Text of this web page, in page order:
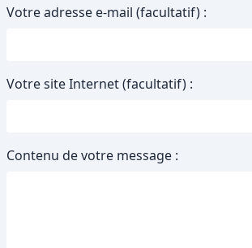
Votre adresse e-mail (facultatif) :
Votre site Internet (facultatif) :
Contenu de votre message :